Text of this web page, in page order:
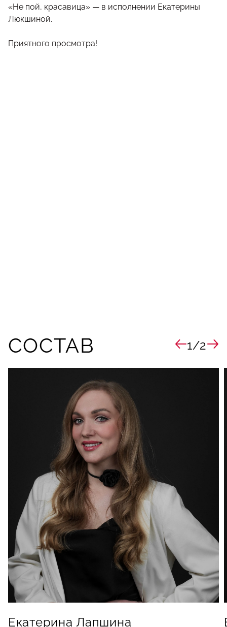
«Не пой, красавица» — в исполнении Екатерины
Люкшиной.
Приятного просмотра!
СОСТАВ 1/2
Екатерина Лапшина